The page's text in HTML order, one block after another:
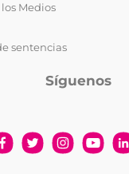
Medios
sentencias
Síguenos